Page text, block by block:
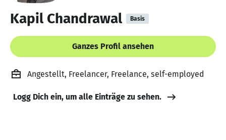
Kapil Chandrawal Basis
Ganzes Profil ansehen
Angestellt, Freelancer, Freelance, self-employed
Logg Dich ein, um alle Einträge zu sehen.